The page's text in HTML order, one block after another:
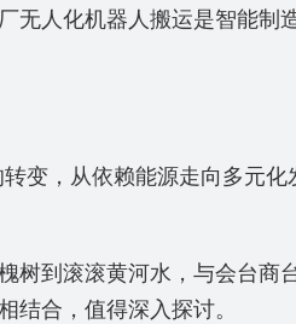
无人化机器人搬运是智能
变，从依赖能源走向多元
树到滚滚黄河水，与会台
合，值得深入探讨。